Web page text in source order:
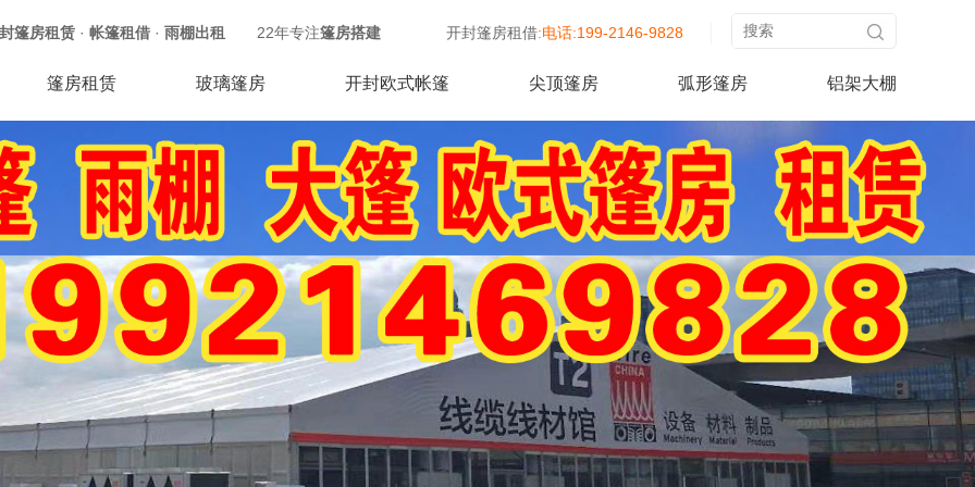
篷房租赁 · 帐篷租借 · 雨棚出租 22年专注篷房搭建 开封篷房租借:电话:199-2146-9828
篷房租赁 玻璃篷房 开封欧式帐篷 尖顶篷房 弧形篷房 铝架大棚